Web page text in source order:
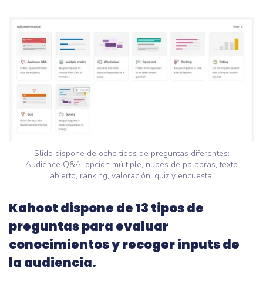
Slido dispone de ocho tipos de preguntas diferentes:
Audience Q&A, opción múltiple, nubes de palabras, texto
abierto, ranking, valoración, quiz y encuesta.
Kahoot dispone de 13 tipos de
preguntas para evaluar
conocimientos y recoger inputs de
la audiencia.